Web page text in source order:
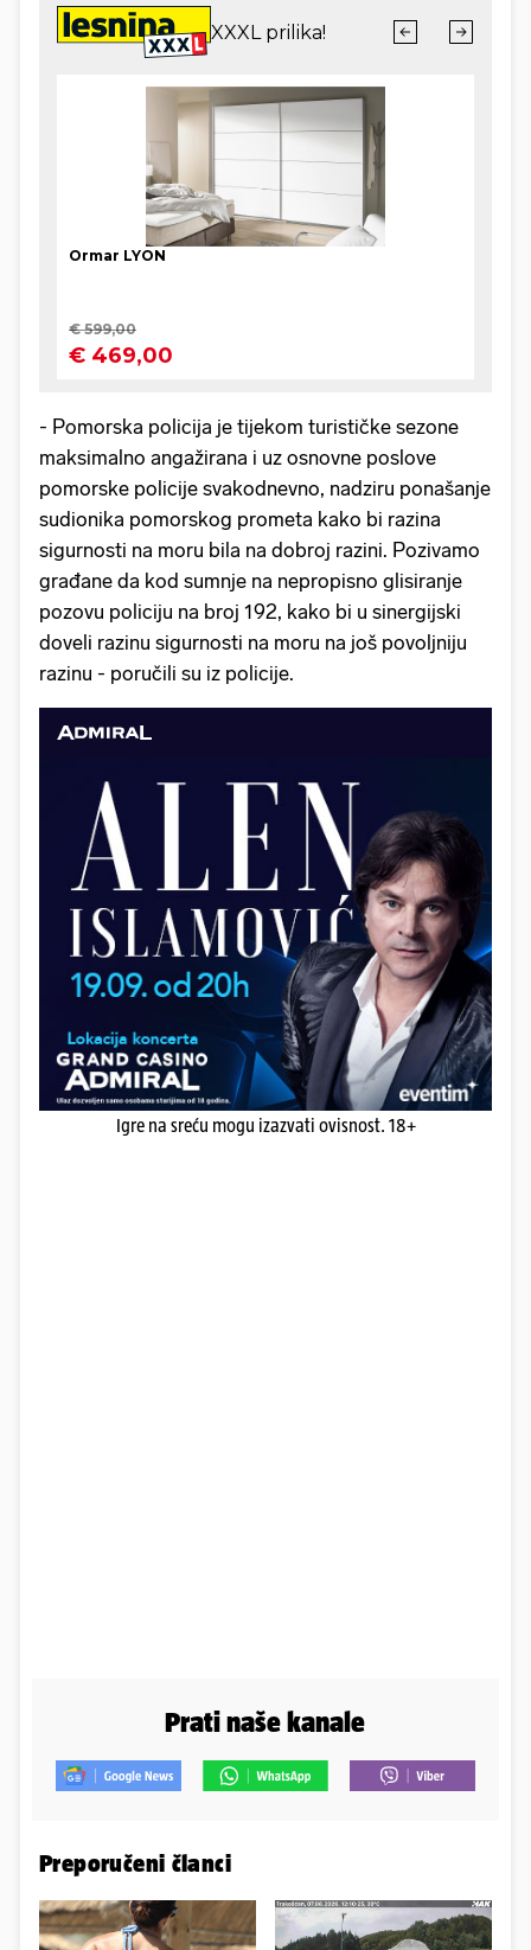
- Pomorska policija je tijekom turističke sezone
maksimalno angažirana i uz osnovne poslove
pomorske policije svakodnevno, nadziru ponašanje
sudionika pomorskog prometa kako bi razina
sigurnosti na moru bila na dobroj razini. Pozivamo
građane da kod sumnje na nepropisno glisiranje
pozovu policiju na broj 192, kako bi u sinergijski
doveli razinu sigurnosti na moru na još povoljniju
razinu - poručili su iz policije.
Igre na sreću mogu izazvati ovisnost. 18+
Prati naše kanale
Preporučeni članci